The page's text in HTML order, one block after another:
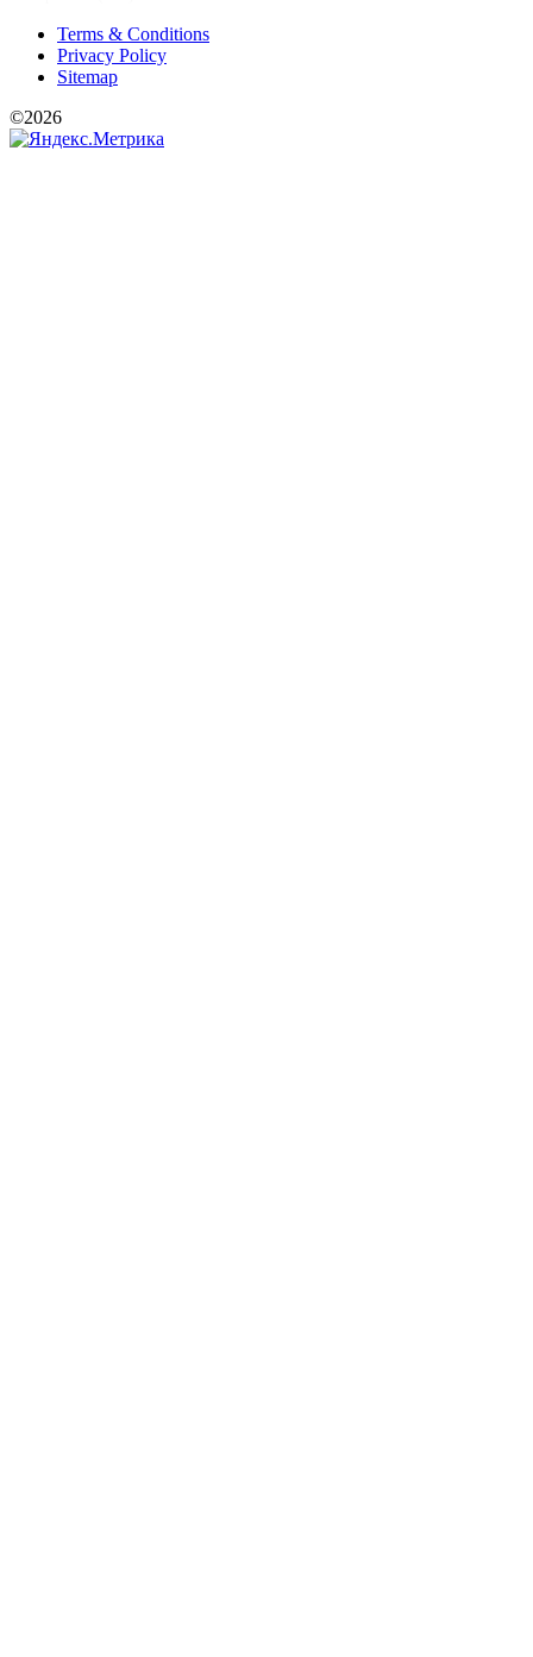
Terms & Conditions
Privacy Policy
Sitemap
©2026